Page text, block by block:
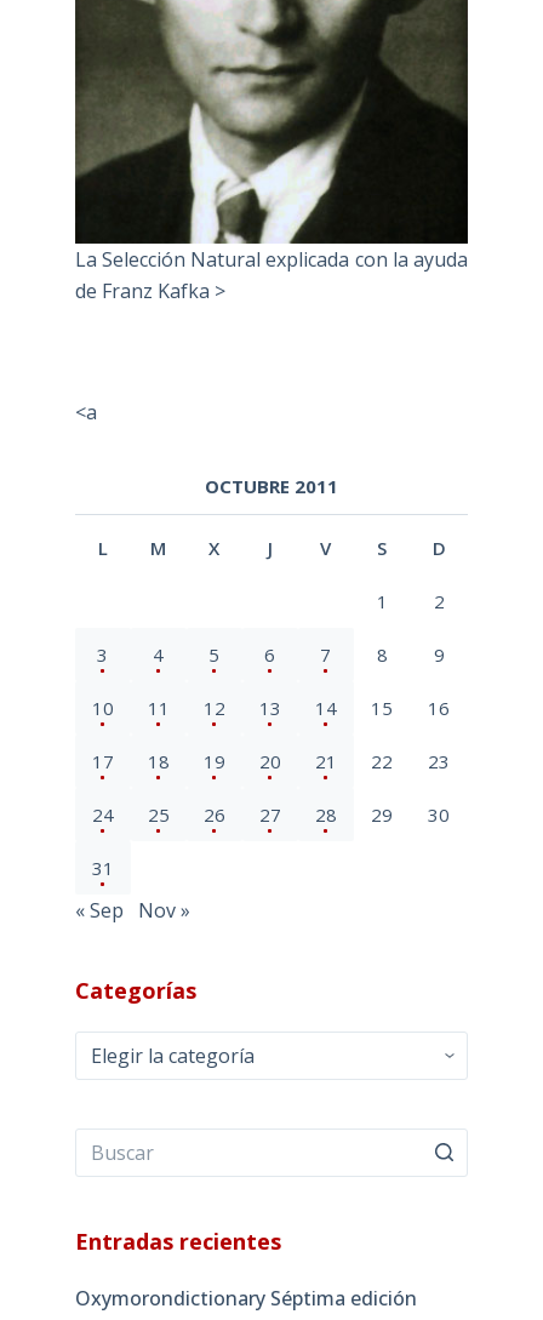
La Selección Natural explicada con la ayuda
de Franz Kafka >
<a
OCTUBRE 2011
L M X J V S D
1 2
3 4 5 6 7 8 9
10 11 12 13 14 15 16
17 18 19 20 21 22 23
24 25 26 27 28 29 30
31
« Sep Nov »
Categorías
Categorías
Entradas recientes
Oxymorondictionary Séptima edición